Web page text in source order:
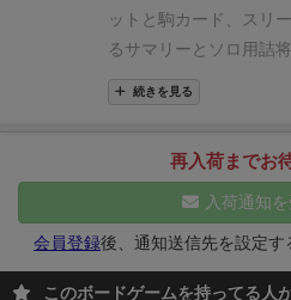
ットと駒カード、スリ
るサマリーとソロ用詰
ップ】１)お互い姫を置く
し、1枚除外(当該プレ
裏向きに３枚ずつ配る
手1手目は自分の姫の
こに表裏好きな方で配
るか、表にして進むか
で姫への不意打ち禁止。
駒として配置可能。 ○
続きを見る
再入荷までお
入荷通知
会員登録後、通知送信先を設定
このボードゲームを持ってる人